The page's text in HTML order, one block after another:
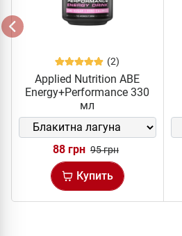
(2)
Applied Nutrition ABE
Energy+Performance 330
мл
88 грн 95 грн
Купить